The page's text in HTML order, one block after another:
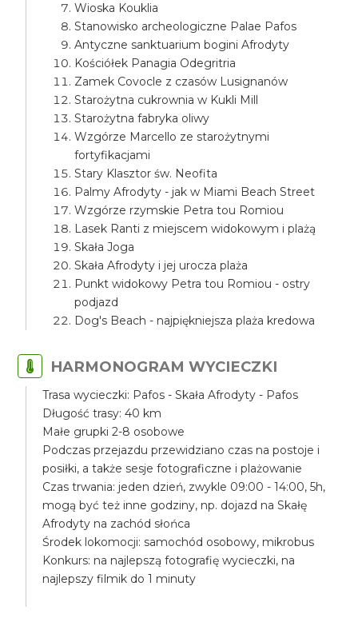
Wioska Kouklia
Stanowisko archeologiczne Palae Pafos
Antyczne sanktuarium bogini Afrodyty
Kościółek Panagia Odegritria
Zamek Covocle z czasów Lusignanów
Starożytna cukrownia w Kukli Mill
Starożytna fabryka oliwy
Wzgórze Marcello ze starożytnymi
fortyfikacjami
Stary Klasztor św. Neofita
Palmy Afrodyty - jak w Miami Beach Street
Wzgórze rzymskie Petra tou Romiou
Lasek Ranti z miejscem widokowym i plażą
Skała Joga
Skała Afrodyty i jej urocza plaża
Punkt widokowy Petra tou Romiou - ostry
podjazd
Dog's Beach - najpiękniejsza plaża kredowa
HARMONOGRAM WYCIECZKI
Trasa wycieczki: Pafos - Skała Afrodyty - Pafos
Długość trasy: 40 km
Małe grupki 2-8 osobowe
Podczas przejazdu przewidziano czas na postoje i
posiłki, a także sesje fotograficzne i plażowanie
Czas trwania: jeden dzień, zwykle 09:00 - 14:00, 5h,
mogą być też inne godziny, np. dojazd na Skałę
Afrodyty na zachód słońca
Środek lokomocji: samochód osobowy, mikrobus
Konkurs: na najlepszą fotografię wycieczki, na
najlepszy filmik do 1 minuty